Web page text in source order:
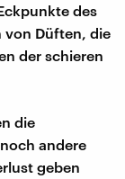
des
von Düften, die
der schieren
die
andere
geben